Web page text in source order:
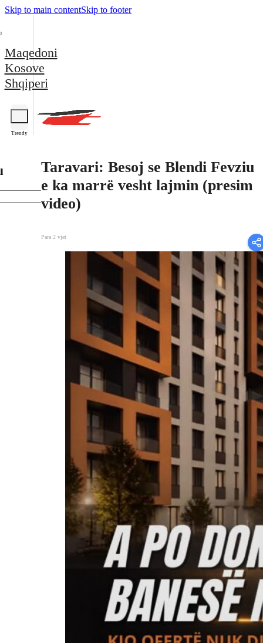
Skip to main contentSkip to footer
Maqedoni
Kosove
Shqiperi
Trendy
Taravari: Besoj se Blendi Fevziu
e ka marrë vesht lajmin (presim
video)
Para 2 vjet